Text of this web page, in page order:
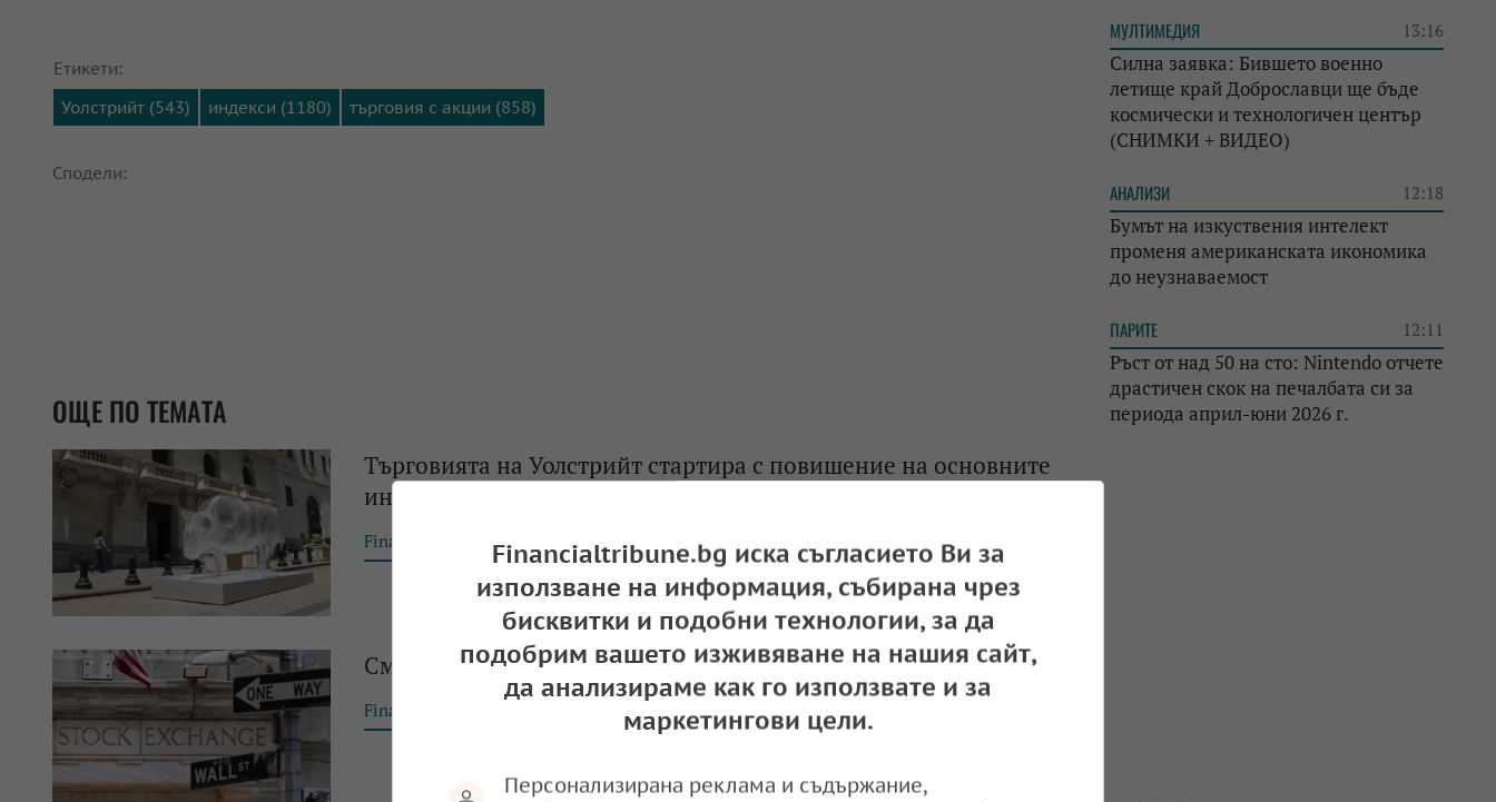
Етикети:
Уолстрийт (543)
индекси (1180) търговия с акции (858)
Сподели:
ОЩЕ ПО ТЕМАТА
Търговията на Уолстрийт стартира с повишение на основните
индекси
Financial Tribune 17:02, 31.10.2025
Смесен старт за Уолстрийт
Financial Tribune
МУЛТИМЕДИЯ 13:16
Силна заявка: Бившето военно
летище край Доброславци ще бъде
космически и технологичен център
(СНИМКИ + ВИДЕО)
АНАЛИЗИ 12:18
Бумът на изкуствения интелект
променя американската икономика
до неузнаваемост
ПАРИТЕ 12:11
Ръст от над 50 на сто: Nintendo отчете
драстичен скок на печалбата си за
периода април-юни 2026 г.
Financialtribune.bg иска съгласието Ви за
използване на информация, събирана чрез
бисквитки и подобни технологии, за да
подобрим вашето изживяване на нашия сайт,
да анализираме как го използвате и за
маркетингови цели.
Персонализирана реклама и съдържание,